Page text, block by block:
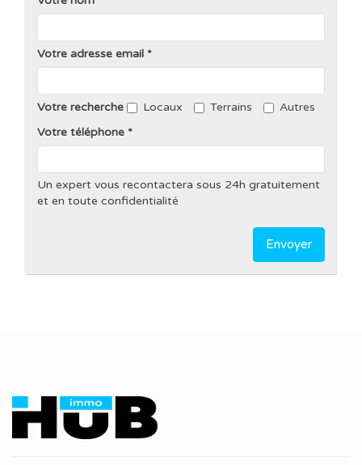
Votre adresse email
Votre recherche Locaux Terrains
Autres
Votre téléphone
Un expert vous recontactera sous 24h gratuitement
et en toute confidentialité
Envoyer